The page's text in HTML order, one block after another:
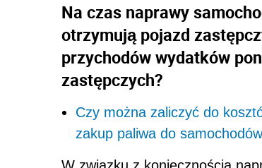
Na czas naprawy
otrzymują pojazd
przychodów wydatków
zastępczych?
Czy można zaliczyć do
zakup paliwa do